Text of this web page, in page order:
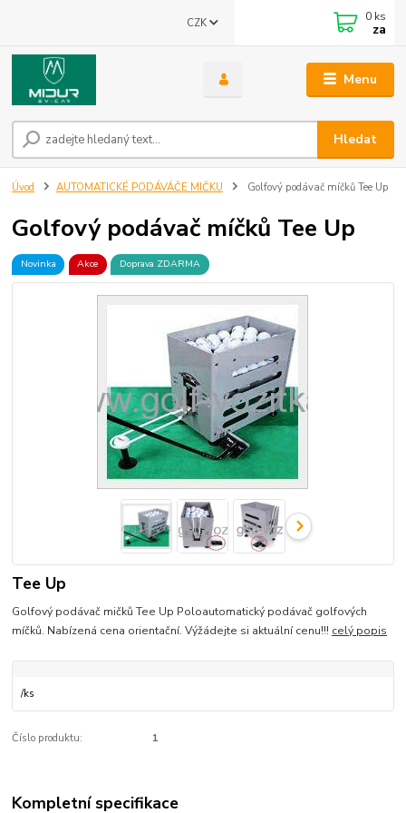
Menu
CZK
Hledat
0 ks
za
Úvod AUTOMATICKÉ PODÁVÁČE MIČKU Golfový podávač míčků Tee Up
Golfový podávač míčků Tee Up
Novinka Akce Doprava ZDARMA
Tee Up
Golfový podávač mičků Tee Up Poloautomatický podávač golfových
míčků. Nabízená cena orientační. Výžádejte si aktuální cenu!!! celý popis
/ks
Číslo produktu: 1
Kompletní specifikace